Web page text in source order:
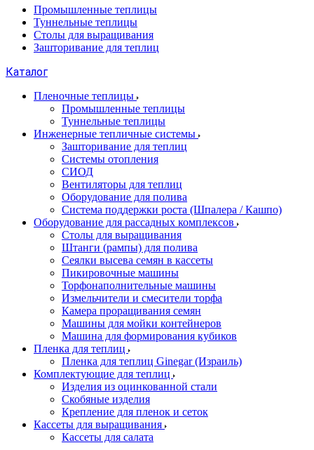
Промышленные теплицы
Туннельные теплицы
Столы для выращивания
Зашторивание для теплиц
Каталог
Пленочные теплицы
Промышленные теплицы
Туннельные теплицы
Инженерные тепличные системы
Зашторивание для теплиц
Системы отопления
СИОД
Вентиляторы для теплиц
Оборудование для полива
Система поддержки роста (Шпалера / Кашпо)
Оборудование для рассадных комплексов
Столы для выращивания
Штанги (рампы) для полива
Сеялки высева семян в кассеты
Пикировочные машины
Торфонаполнительные машины
Измельчители и смесители торфа
Камера проращивания семян
Машины для мойки контейнеров
Машина для формирования кубиков
Пленка для теплиц
Пленка для теплиц Ginegar (Израиль)
Комплектующие для теплиц
Изделия из оцинкованной стали
Скобяные изделия
Крепление для пленок и сеток
Кассеты для выращивания
Кассеты для салата